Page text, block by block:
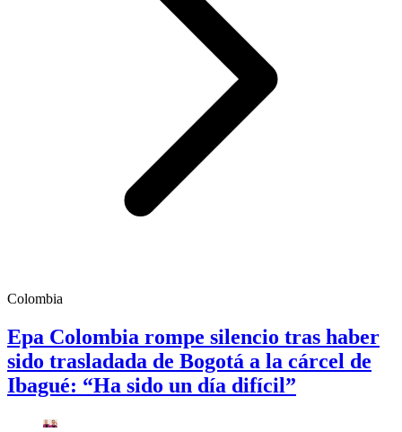
Colombia
Epa Colombia rompe silencio tras haber
sido trasladada de Bogotá a la cárcel de
Ibagué: “Ha sido un día difícil”